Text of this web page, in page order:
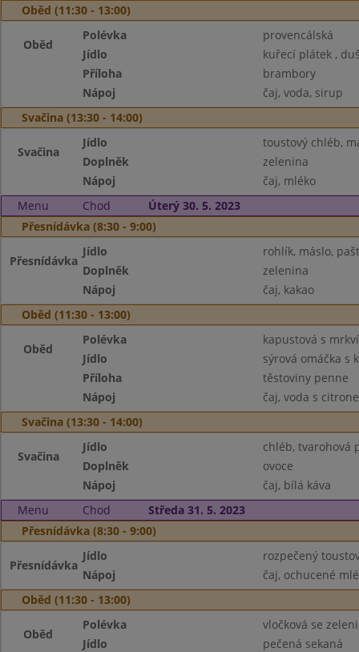
Oběd (11:30 - 13:00)
Oběd
Polévka
provencálská
Jídlo
kuřecí plátek ,
Příloha
brambory
Nápoj
čaj, voda, sirup
Svačina (13:30 - 14:00)
Svačina
Jídlo
toustový chléb,
Doplněk
zelenina
Nápoj
čaj, mléko
Menu
Chod
Úterý 30. 5. 2023
Přesnídávka (8:30 - 9:00)
Přesnídávka
Jídlo
rohlík, máslo,
Doplněk
zelenina
Nápoj
čaj, kakao
Oběd (11:30 - 13:00)
Oběd
Polévka
kapustová s
Jídlo
sýrová omáčka s
Příloha
těstoviny penne
Nápoj
čaj, voda s
Svačina (13:30 - 14:00)
Svačina
Jídlo
chléb, tvarohová
Doplněk
ovoce
Nápoj
čaj, bílá káva
Menu
Chod
Středa 31. 5. 2023
Přesnídávka (8:30 - 9:00)
Přesnídávka
Jídlo
rozpečený
Nápoj
čaj, ochucené
Oběd (11:30 - 13:00)
Oběd
Polévka
vločková se
Jídlo
pečená sekaná